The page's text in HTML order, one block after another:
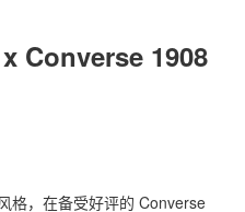
Converse 1908
格，在备受好评的 Converse